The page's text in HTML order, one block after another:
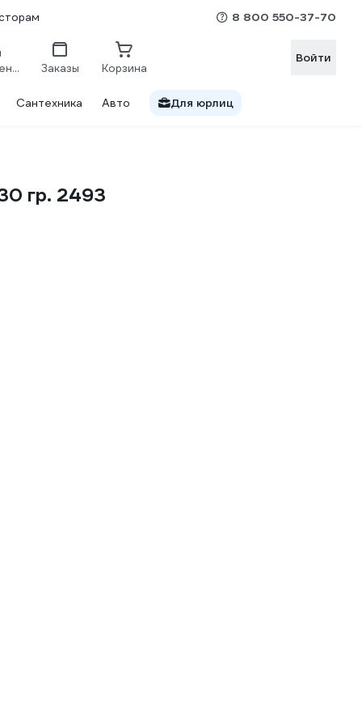
8 800 550-37-70
Сравнение Заказы Корзина
Войти
Сантехника Авто Для юрлиц
гр. 2493